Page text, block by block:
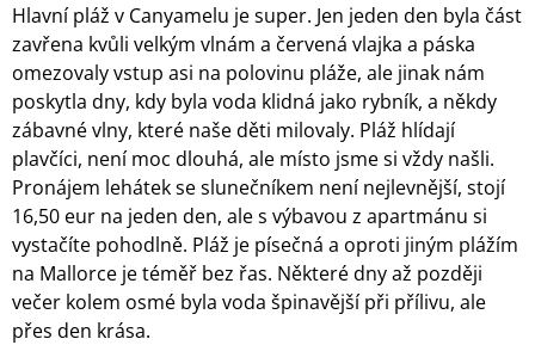
Hlavní pláž v Canyamelu je super. Jen jeden den byla část
zavřena kvůli velkým vlnám a červená vlajka a páska
omezovaly vstup asi na polovinu pláže, ale jinak nám
poskytla dny, kdy byla voda klidná jako rybník, a někdy
zábavné vlny, které naše děti milovaly. Pláž hlídají
plavčíci, není moc dlouhá, ale místo jsme si vždy našli.
Pronájem lehátek se slunečníkem není nejlevnější, stojí
16,50 eur na jeden den, ale s výbavou z apartmánu si
vystačíte pohodlně. Pláž je písečná a oproti jiným plážím
na Mallorce je téměř bez řas. Některé dny až později
večer kolem osmé byla voda špinavější při přílivu, ale
přes den krása.